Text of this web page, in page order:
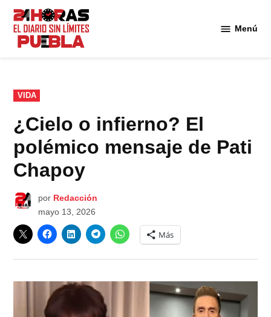
Saltar
contenido
Menú
PUBLICADO
EN
VIDA
¿Cielo o infierno? El
polémico mensaje de Pati
Chapoy
por Redacción
mayo 13, 2026
Más